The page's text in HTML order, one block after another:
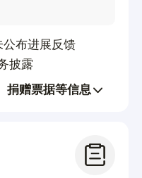
布进展反馈
披露
捐赠票据等信息